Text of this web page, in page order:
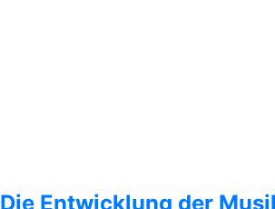
Die Entwicklung der